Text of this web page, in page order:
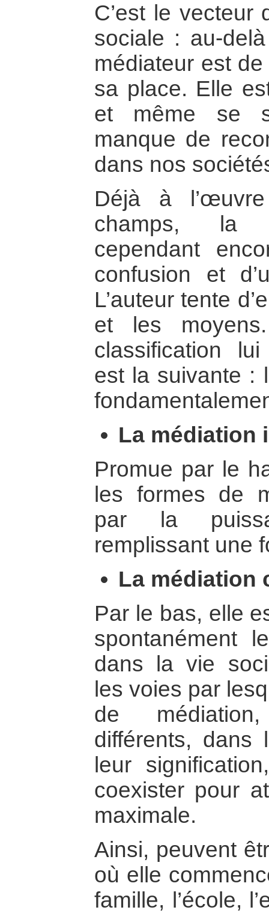
C’est le vecteur
sociale : au-
médiateur est
sa place. Elle
et même se
manque de
dans nos
Déjà à
champs, la
cependant
confusion et
L’auteur tente
et les
classification
est la suivante :
La médiation
Promue par le
les formes de
par la
remplissant une
La médiation
Par le bas, elle
spontanément
dans la vie
les voies par
de médiation,
différents, dans
leur
coexister pour
maximale.
Ainsi, peuvent
où elle
famille, l’école,